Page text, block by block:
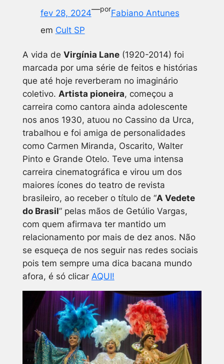
fev 28, 2024—porFabiano Antunes
em Cult SP
A vida de Virgínia Lane(1920-2014) foi
marcada por uma série de feitos e histórias
que até hoje reverberam no imaginário
coletivo. Artista pioneira, começou a
carreira como cantora ainda adolescente
nos anos 1930, atuou no Cassino da Urca,
trabalhou e foi amiga de personalidades
como Carmen Miranda, Oscarito, Walter
Pinto e Grande Otelo. Teve uma intensa
carreira cinematográfica e virou um dos
maiores ícones do teatro de revista
brasileiro, ao receber o título de “A Vedete
do Brasil” pelas mãos de Getúlio Vargas,
com quem afirmava ter mantido um
relacionamento por mais de dez anos. Não
se esqueça de nos seguir nas redes sociais
pois tem sempre uma dica bacana mundo
afora, é só clicar AQUI!